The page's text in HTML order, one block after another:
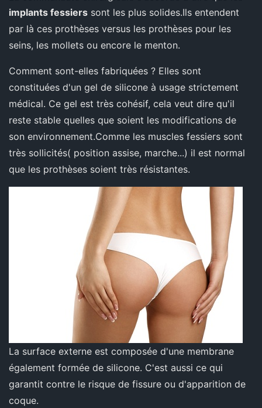
implants fessiers sont les plus solides.Ils entendent
par là ces prothèses versus les prothèses pour les
seins, les mollets ou encore le menton.
Comment sont-elles fabriquées ? Elles sont
constituées d'un gel de silicone à usage strictement
médical. Ce gel est très cohésif, cela veut dire qu'il
reste stable quelles que soient les modifications de
son environnement.Comme les muscles fessiers sont
très sollicités( position assise, marche...) il est normal
que les prothèses soient très résistantes.
La surface externe est composée d'une membrane
également formée de silicone. C'est aussi ce qui
garantit contre le risque de fissure ou d'apparition de
coque.